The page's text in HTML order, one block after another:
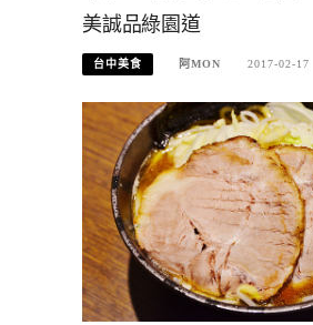
美誠品綠園道
台中美食 阿MON 2017-02-17